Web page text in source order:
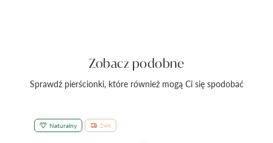
Zobacz podobne
Sprawdź pierścionki, które również mogą Ci się spodobać
Naturalny 24h